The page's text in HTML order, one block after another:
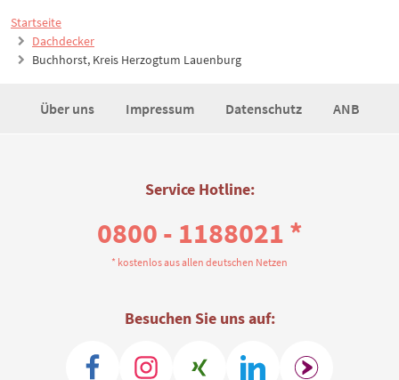
Startseite
Dachdecker
Buchhorst, Kreis Herzogtum Lauenburg
Über uns Impressum Datenschutz ANB
Service Hotline:
0800 - 1188021 *
* kostenlos aus allen deutschen Netzen
Besuchen Sie uns auf: